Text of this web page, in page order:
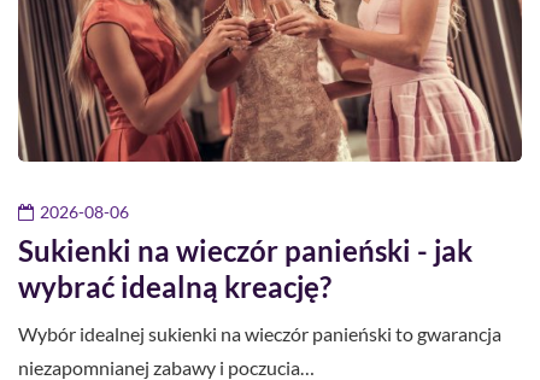
2026-08-06
Sukienki na wieczór panieński - jak
wybrać idealną kreację?
Wybór idealnej sukienki na wieczór panieński to gwarancja
niezapomnianej zabawy i poczucia…